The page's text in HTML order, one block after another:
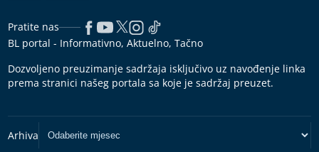
Pratite nas
BL portal - Informativno, Aktuelno, Tačno
Dozvoljeno preuzimanje sadržaja isključivo uz navođenje linka
prema stranici našeg portala sa koje je sadržaj preuzet.